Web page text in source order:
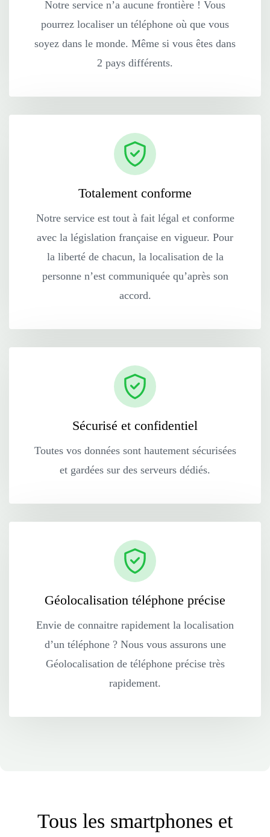
Notre service n’a aucune frontière ! Vous
pourrez localiser un téléphone où que vous
soyez dans le monde. Même si vous êtes dans
2 pays différents.
Totalement conforme
Notre service est tout à fait légal et conforme
avec la législation française en vigueur. Pour
la liberté de chacun, la localisation de la
personne n’est communiquée qu’après son
accord.
Sécurisé et confidentiel
Toutes vos données sont hautement sécurisées
et gardées sur des serveurs dédiés.
Géolocalisation téléphone précise
Envie de connaitre rapidement la localisation
d’un téléphone ? Nous vous assurons une
Géolocalisation de téléphone précise très
rapidement.
Tous les smartphones et